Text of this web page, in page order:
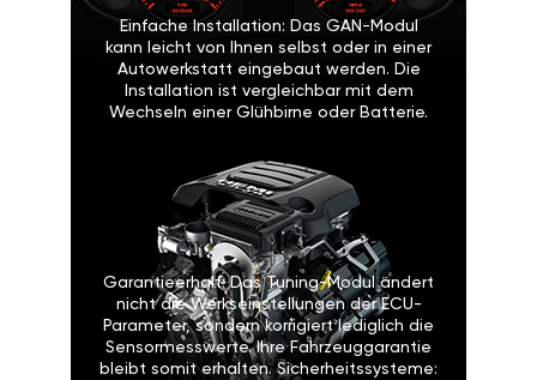
Einfache Installation: Das GAN-Modul
kann leicht von Ihnen selbst oder in einer
Autowerkstatt eingebaut werden. Die
Installation ist vergleichbar mit dem
Wechseln einer Glühbirne oder Batterie.
Garantieerhalt: Das Tuning-Modul ändert
nicht die Werkseinstellungen der ECU-
Parameter, sondern korrigiert lediglich die
Sensormesswerte. Ihre Fahrzeuggarantie
bleibt somit erhalten. Sicherheitssysteme: